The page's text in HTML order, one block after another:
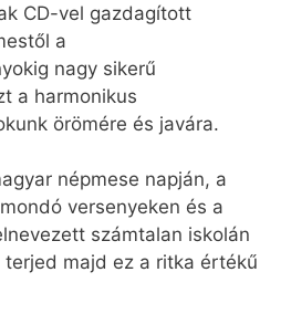
CD-vel gazdagított
a
nagy sikerű
a harmonikus
örömére és javára.
népmese napján, a
versenyeken és a
számtalan iskolán
majd ez a ritka értékű